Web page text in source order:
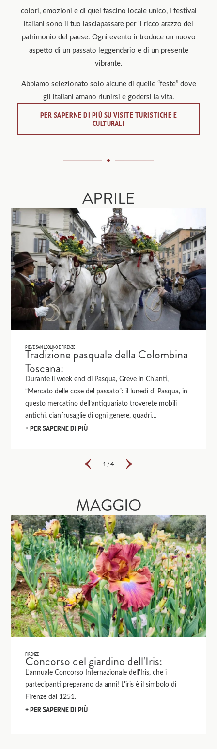
colori, emozioni e di quel fascino locale unico, i festival
italiani sono il tuo lasciapassare per il ricco arazzo del
patrimonio del paese. Ogni evento introduce un nuovo
aspetto di un passato leggendario e di un presente
vibrante.
Abbiamo selezionato solo alcune di quelle “feste” dove
gli italiani amano riunirsi e godersi la vita.
PER SAPERNE DI PIÙ SU VISITE TURISTICHE E
CULTURALI
APRILE
PIEVE SAN LEOLINO E FIRENZE
Tradizione pasquale della Colombina
Toscana:
Durante il week end di Pasqua, Greve in Chianti,
“Mercato delle cose del passato”: il lunedì di Pasqua, in
questo mercatino dell’antiquariato troverete mobili
antichi, cianfrusaglie di ogni genere, quadri…
PER SAPERNE DI PIÙ
1 /4
MAGGIO
FIRENZE
Concorso del giardino dell'Iris:
L'annuale Concorso Internazionale dell'Iris, che i
partecipanti preparano da anni! L'iris è il simbolo di
Firenze dal 1251.
PER SAPERNE DI PIÙ